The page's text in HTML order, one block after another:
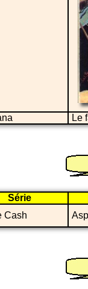
Le
Série
Cash